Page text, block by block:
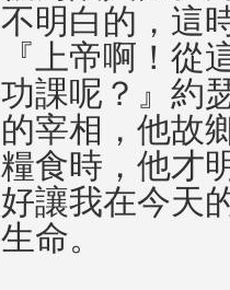
不明白的，這
『上帝啊！從
功課呢？』約
的宰相，他故
糧食時，他才
好讓我在今天
生命。